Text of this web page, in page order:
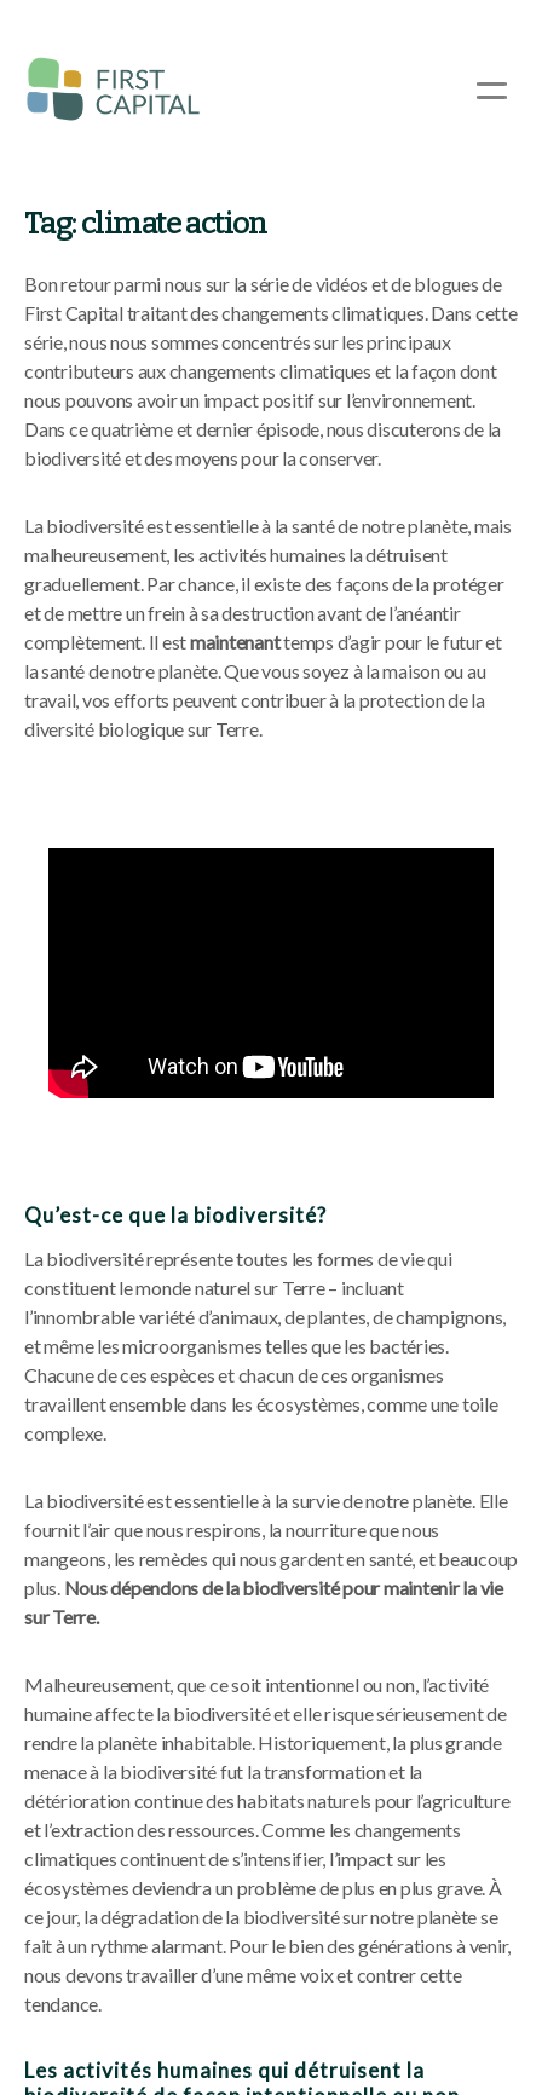
contenu
principal
☰
Tag:climate action
Bon retour parmi nous sur la série de vidéos et de blogues de
First Capital traitant des changements climatiques. Dans cette
série, nous nous sommes concentrés sur les principaux
contributeurs aux changements climatiques et la façon dont
nous pouvons avoir un impact positif sur l’environnement.
Dans ce quatrième et dernier épisode, nous discuterons de la
biodiversité et des moyens pour la conserver.
La biodiversité est essentielle à la santé de notre planète, mais
malheureusement, les activités humaines la détruisent
graduellement. Par chance, il existe des façons de la protéger
et de mettre un frein à sa destruction avant de l’anéantir
complètement. Il estmaintenanttemps d’agir pour le futur et
la santé de notre planète. Que vous soyez à la maison ou au
travail, vos efforts peuvent contribuer à la protection de la
diversité biologique sur Terre.
Qu’est-ce que la biodiversité?
La biodiversité représente toutes les formes de vie qui
constituent le monde naturel sur Terre – incluant
l’innombrable variété d’animaux, de plantes, de champignons,
et même les microorganismes telles que les bactéries.
Chacune de ces espèces et chacun de ces organismes
travaillent ensemble dans les écosystèmes, comme une toile
complexe.
La biodiversité est essentielle à la survie de notre planète. Elle
fournit l’air que nous respirons, la nourriture que nous
mangeons, les remèdes qui nous gardent en santé, et beaucoup
plus. Nous dépendons de la biodiversité pour maintenir la vie
sur Terre.
Malheureusement, que ce soit intentionnel ou non, l’activité
humaine affecte la biodiversité et elle risque sérieusement de
rendre la planète inhabitable. Historiquement, la plus grande
menace à la biodiversité fut la transformation et la
détérioration continue des habitats naturels pour l’agriculture
et l’extraction des ressources. Comme les changements
climatiques continuent de s’intensifier, l’impact sur les
écosystèmes deviendra un problème de plus en plus grave. À
ce jour, la dégradation de la biodiversité sur notre planète se
fait à un rythme alarmant. Pour le bien des générations à venir,
nous devons travailler d’une même voix et contrer cette
tendance.
Les activités humaines qui détruisent la